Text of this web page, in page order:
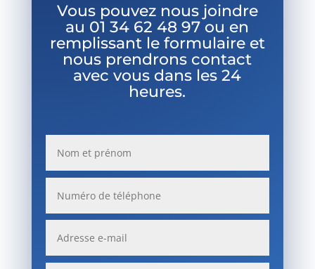
Vous pouvez nous joindre
au 01 34 62 48 97 ou en
remplissant le formulaire et
nous prendrons contact
avec vous dans les 24
heures.